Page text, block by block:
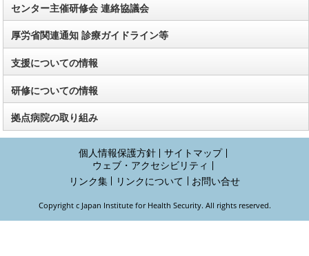
センター主催研修会 連絡協議会
厚労省関連通知 診療ガイドライン等
支援についての情報
研修についての情報
拠点病院の取り組み
個人情報保護方針
サイトマップ
ウェブ・アクセシビリティ
リンク集
リンクについて お問い合せ
Copyright c Japan Institute for Health Security. All rights reserved.